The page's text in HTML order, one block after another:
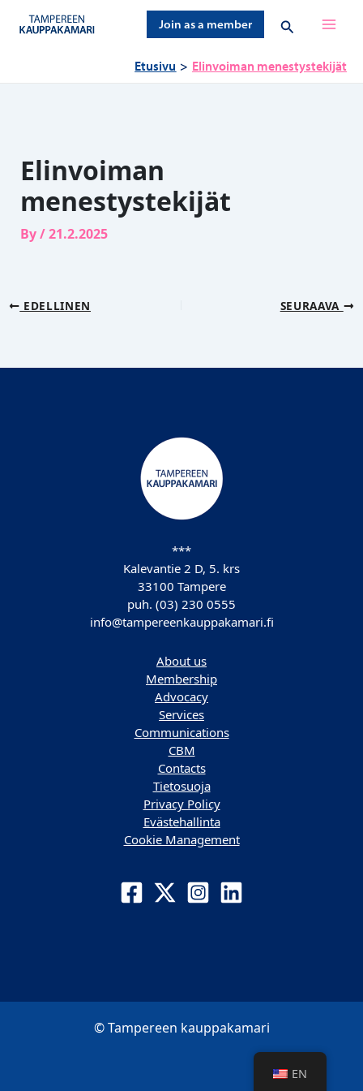
sisältöön
Join as a member Hae
Etusivu Elinvoiman menestystekijät
Elinvoiman
menestystekijät
By/21.2.2025
EDELLINEN SEURAAVA
***
Kalevantie 2 D, 5. krs
33100 Tampere
puh. (03) 230 0555
info@tampereenkauppakamari.fi
About us
Membership
Advocacy
Services
Communications
CBM
Contacts
Tietosuoja
Privacy Policy
Evästehallinta
Cookie Management
© Tampereen kauppakamari
EN